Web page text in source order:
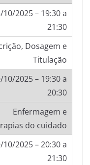
10/2025 – 19:30 a
21:30
Dosagem e
Titulação
10/2025 – 19:30 a
20:30
Enfermagem e
do cuidado
10/2025 – 20:30 a
21:30